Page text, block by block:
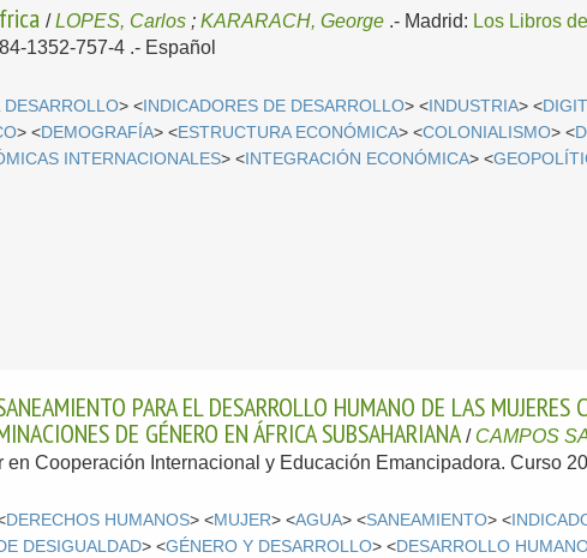
/LOPES, Carlos ;KARARACH, George .- Madrid: Los Libros
1352-757-4 .- Español
DESARROLLO> < INDICADORES DE DESARROLLO> < INDUSTRIA> <
> <DEMOGRAFÍA> <ESTRUCTURA ECONÓMICA> <COLONIALISMO> <
INTERNACIONALES> < INTEGRACIÓN ECONÓMICA> <
PARA EL DESARROLLO HUMANO DE LAS MUJERES
DE GÉNERO EN ÁFRICA SUBSAHARIANA / CAMPOS
en Cooperación Internacional y Educación Emancipadora. Curso
DERECHOS HUMANOS> <MUJER> <AGUA> <SANEAMIENTO> <
DESIGUALDAD> <GÉNERO Y DESARROLLO> <DESARROLLO